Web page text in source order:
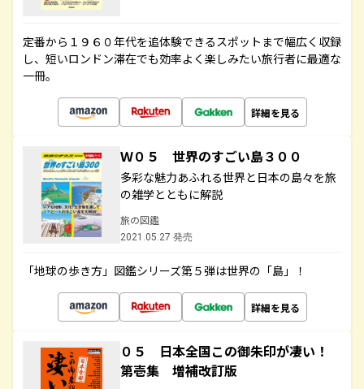
定番から１９６０年代を追体験できるスポットまで幅広く収録
し、短いロンドン滞在でも効率よく楽しみたい旅行者に最適な
一冊。
詳細を見る
Ｗ０５ 世界のすごい島３００
多彩な魅力あふれる世界と日本の島々を旅
の雑学とともに解説
旅の図鑑
2021.05.27 発売
「地球の歩き方」図鑑シリーズ第５弾は世界の「島」！
詳細を見る
０５ 日本全国この御朱印が凄い！
第壱集 増補改訂版